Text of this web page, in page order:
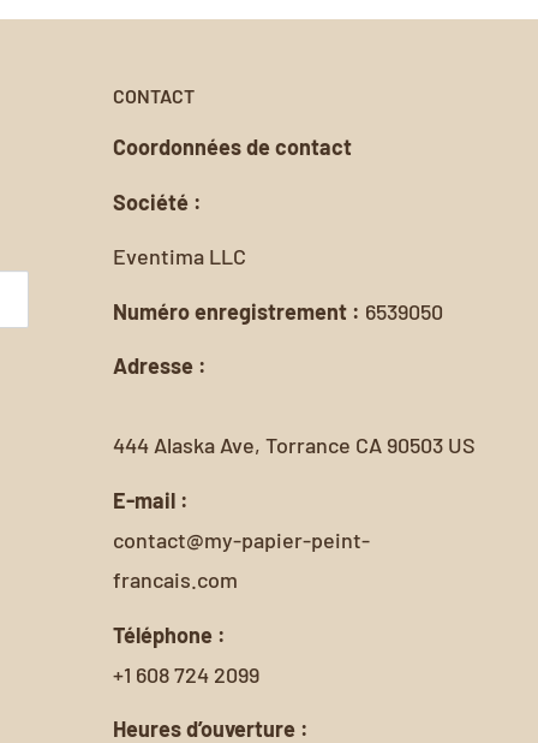
CONTACT
Coordonnées de contact
Société :
Eventima LLC
Numéro enregistrement : 6539050
Adresse :
444 Alaska Ave, Torrance CA 90503 US
E-mail :
contact@my-papier-peint-
francais.com
Téléphone :
+1 608 724 2099
Heures d’ouverture :